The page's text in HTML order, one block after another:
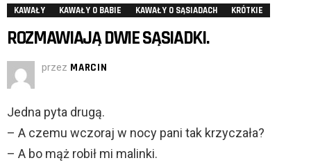
KAWAŁY KAWAŁY O BABIE KAWAŁY O SĄSIADACH KRÓTKIE
ROZMAWIAJĄ DWIE SĄSIADKI.
przez MARCIN
Jedna pyta drugą.
– A czemu wczoraj w nocy pani tak krzyczała?
– A bo mąż robił mi malinki.